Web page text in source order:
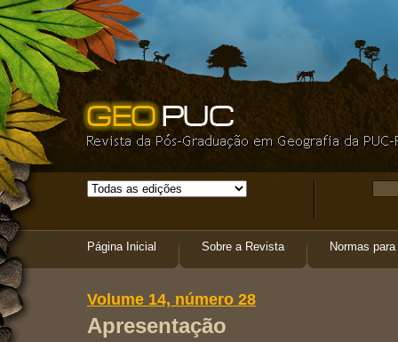
Página Inicial Sobre a Revista Normas
Volume 14, número 28
Apresentação